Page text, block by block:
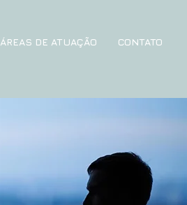
ÁREAS DE ATUAÇÃO CONTATO